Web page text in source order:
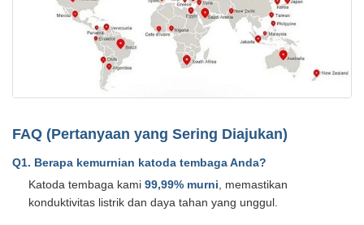
FAQ (Pertanyaan yang Sering Diajukan)
Q1. Berapa kemurnian katoda tembaga Anda?
Katoda tembaga kami 99,99% murni, memastikan
konduktivitas listrik dan daya tahan yang unggul.